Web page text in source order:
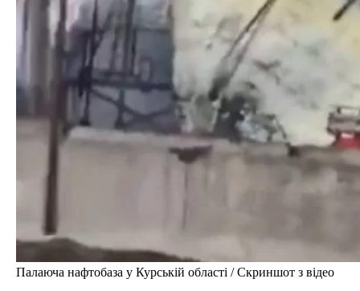
Палаюча нафтобаза у Курській області / Скриншот з відео